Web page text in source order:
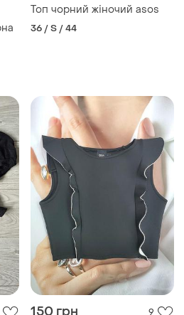
150 грн
ASOS
Топ asos
36 / S / 44 і ще 1